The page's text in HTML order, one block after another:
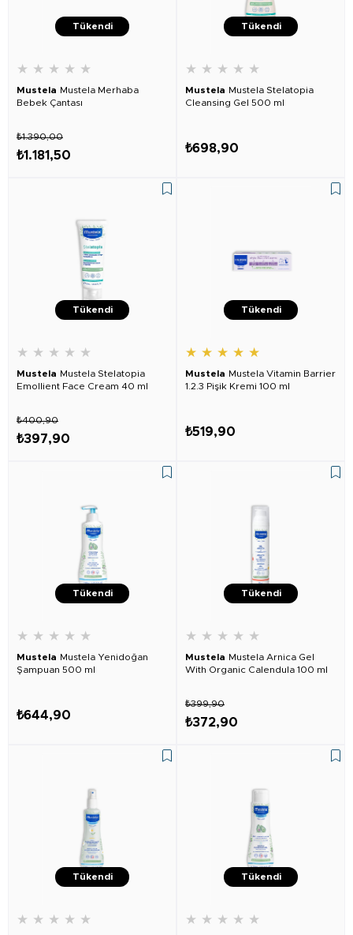
Tükendi
★ ★ ★ ★ ★
Mustela Mustela Merhaba
Bebek Çantası
₺1.181,50
₺1.390,00
Tükendi
★ ★ ★ ★ ★
Mustela Mustela Stelatopia
Cleansing Gel 500 ml
₺698,90
Tükendi
★ ★ ★ ★ ★
Mustela Mustela Stelatopia
Emollient Face Cream 40 ml
₺397,90
₺400,90
Tükendi
★ ★ ★ ★ ★
Mustela Mustela Vitamin Barrier
1.2.3 Pişik Kremi 100 ml
₺519,90
Tükendi
★ ★ ★ ★ ★
Mustela Mustela Yenidoğan
Şampuan 500 ml
₺644,90
Tükendi
★ ★ ★ ★ ★
Mustela Mustela Arnica Gel
With Organic Calendula 100 ml
₺372,90
₺399,90
Tükendi
★ ★ ★ ★ ★
Tükendi
★ ★ ★ ★ ★